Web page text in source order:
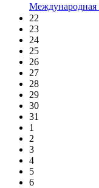
Международная
22
23
24
25
26
27
28
29
30
31
1
2
3
4
5
6